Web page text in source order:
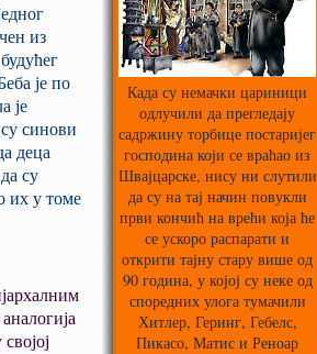
из
је по
је
синови
деца
су
их у томе
Када су немачки цариници
одлучили да прегледају
садржину торбице постаријег
господина који се враћао из
Швајцарске, нису ни слутили
да су на тај начин повукли
први кончић на врећи која ће
се ускоро распарати и
открити тајну стару више од
90 година, у којој су неке од
споредних улога тумачили
Хитлер, Геринг, Гебелс,
Пикасо, Матис и Реноар